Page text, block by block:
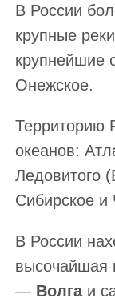
В России
крупные
крупнейшие
Онежское.
Территорию
океанов:
Ледовитого
Сибирское и
В России
— Волгаи